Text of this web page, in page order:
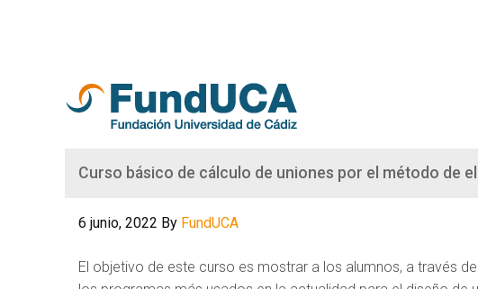
Curso básico de cálculo de uniones por el método de
6 junio, 2022 By FundUCA
El objetivo de este curso es mostrar a los alumnos, a través